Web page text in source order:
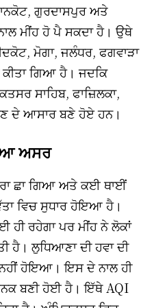
ਗੁਰਦਾਸਪੁਰ ਅਤੇ
ਮੀਂਹ ਹੋ ਪੈ ਸਕਦਾ ਹੈ। ਉਥੇ
ਮੋਗਾ, ਜਲੰਧਰ, ਫਗਵਾੜਾ
ਗਿਆ ਹੈ। ਜਦਕਿ
ਸਾਹਿਬ, ਫਾਜ਼ਿਲਕਾ,
ਦੇ ਆਸਾਰ ਬਣੇ ਹੋਏ ਹਨ।
ਅਸਰ
ਛਾ ਗਿਆ ਅਤੇ ਕਈ ਥਾਈਂ
ਵਿਚ ਸੁਧਾਰ ਹੋਇਆ ਹੈ।
ਹੀ ਰਹੇਗਾ ਪਰ ਮੀਂਹ ਨੇ ਲੋਕਾਂ
ਹੈ। ਲੁਧਿਆਣਾ ਦੀ ਹਵਾ ਦੀ
ਨਹੀਂ ਹੋਇਆ। ਇਸ ਦੇ ਨਾਲ ਹੀ
ਬਣੀ ਹੋਈ ਹੈ। ਇੱਥੇ AQI